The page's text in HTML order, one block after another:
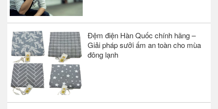
Đệm điện Hàn Quốc chính hãng –
Giải pháp sưởi ấm an toàn cho mùa
đông lạnh